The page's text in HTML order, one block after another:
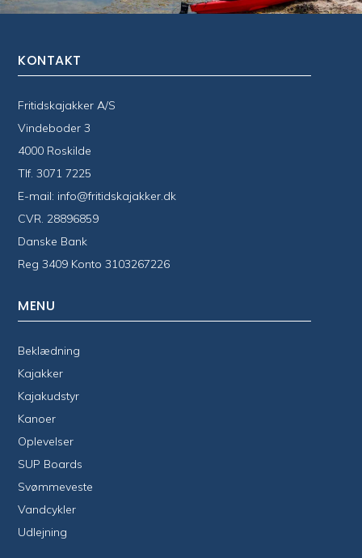
KONTAKT
Fritidskajakker A/S
Vindeboder 3
4000 Roskilde
Tlf.3071 7225
E-mail: info@fritidskajakker.dk
CVR. 28896859
Danske Bank
Reg 3409 Konto 3103267226
MENU
Beklædning
Kajakker
Kajakudstyr
Kanoer
Oplevelser
SUP Boards
Svømmeveste
Vandcykler
Udlejning